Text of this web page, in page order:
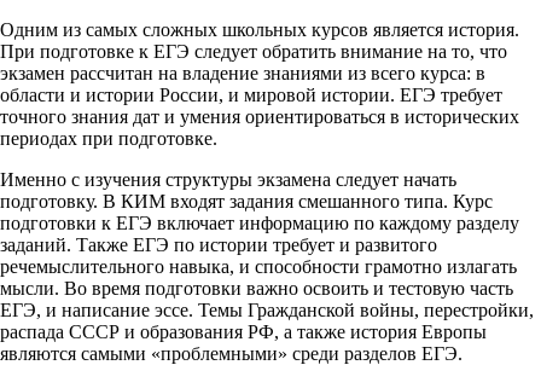
Одним из самых сложных школьных курсов является история.
При подготовке к ЕГЭ следует обратить внимание на то, что
экзамен рассчитан на владение знаниями из всего курса: в
области и истории России, и мировой истории. ЕГЭ требует
точного знания дат и умения ориентироваться в исторических
периодах при подготовке.
Именно с изучения структуры экзамена следует начать
подготовку. В КИМ входят задания смешанного типа. Курс
подготовки к ЕГЭ включает информацию по каждому разделу
заданий. Также ЕГЭ по истории требует и развитого
речемыслительного навыка, и способности грамотно излагать
мысли. Во время подготовки важно освоить и тестовую часть
ЕГЭ, и написание эссе. Темы Гражданской войны, перестройки,
распада СССР и образования РФ, а также история Европы
являются самыми «проблемными» среди разделов ЕГЭ.